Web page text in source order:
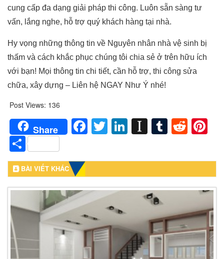
cung cấp đa dạng giải pháp thi công. Luôn sẵn sàng tư
vấn, lắng nghe, hỗ trợ quý khách hàng tại nhà.
Hy vọng những thông tin về Nguyên nhân nhà vệ sinh bị
thấm và cách khắc phục chúng tôi chia sẻ ở trên hữu ích
với bạn! Mọi thông tin chi tiết, cần hỗ trợ, thi công sửa
chữa, xây dựng – Liên hệ NGAY Như Ý nhé!
Post Views: 136
Share Facebook
Twitter
LinkedIn
Instapaper
Tumblr
Share
BÀI VIẾT KHÁC